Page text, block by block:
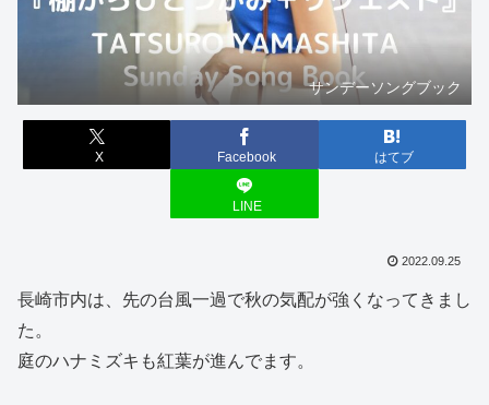
サンデーソングブック
X Facebook はてブ
LINE
2022.09.25
長崎市内は、先の台風一過で秋の気配が強くなってきまし
た。
庭のハナミズキも紅葉が進んでます。